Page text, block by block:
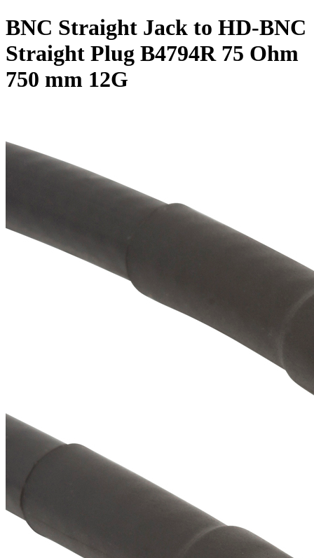
BNC Straight Jack to HD-BNC
Straight Plug B4794R 75 Ohm
750 mm 12G